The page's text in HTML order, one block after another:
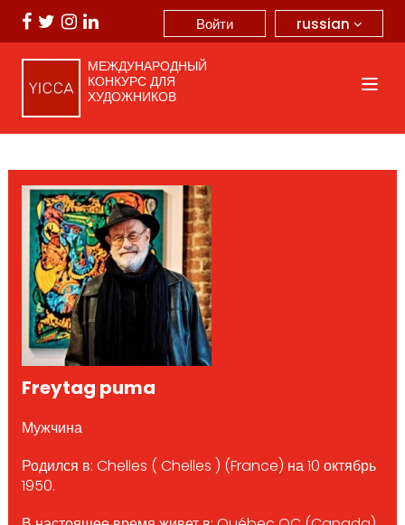
russian
Войти
МЕЖДУНАРОДНЫЙ
КОНКУРС ДЛЯ
ХУДОЖНИКОВ
Freytag puma
Мужчина
Родился в: Chelles ( Chelles ) (France) на 10 октябрь
1950.